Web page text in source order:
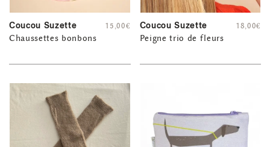
Coucou Suzette
Chaussettes bonbons
15,00€ Coucou Suzette
Peigne trio de fleurs
18,00€